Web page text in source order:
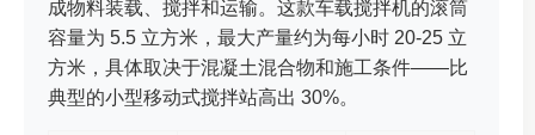
成物料装载、搅拌和运输。这款车载搅拌机的滚筒
容量为 5.5 立方米，最大产量约为每小时 20-25 立
方米，具体取决于混凝土混合物和施工条件——比
典型的小型移动式搅拌站高出 30%。